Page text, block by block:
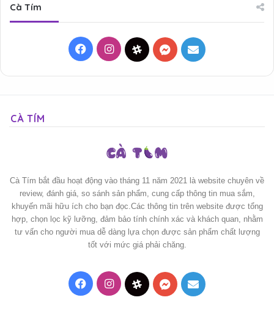
Cà Tím
FacebookInstagramThreadsMessenger
Mail
CÀ TÍM
Cà Tím bắt đầu hoạt động vào tháng 11 năm 2021 là website chuyên về
review, đánh giá, so sánh sản phẩm, cung cấp thông tin mua sắm,
khuyến mãi hữu ích cho bạn đọc.Các thông tin trên website được tổng
hợp, chọn lọc kỹ lưỡng, đảm bảo tính chính xác và khách quan, nhằm
tư vấn cho người mua dễ dàng lựa chọn được sản phẩm chất lượng
tốt với mức giá phải chăng.
FacebookInstagramThreadsMessenger
Mail